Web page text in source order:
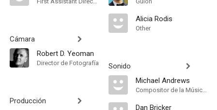
Cámara
Robert D. Yeoman
Director de Fotografía
Producción
Alicia Rodis
Other
Sonido
Michael Andrews
Compositor de la Música Original
Dan Bricker